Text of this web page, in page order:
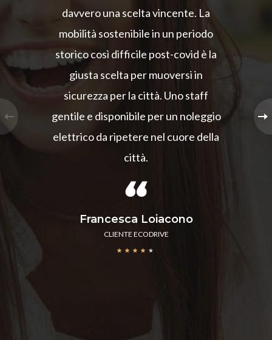
davvero una scelta vincente. La
mobilità sostenibile in un periodo
storico così difficile post-covid è la
giusta scelta per muoversi in
sicurezza per la città. Uno staff
gentile e disponibile per un noleggio
elettrico da ripetere nel cuore della
città.
Francesca Loiacono
CLIENTE ECODRIVE
★ ★ ★ ★ ★